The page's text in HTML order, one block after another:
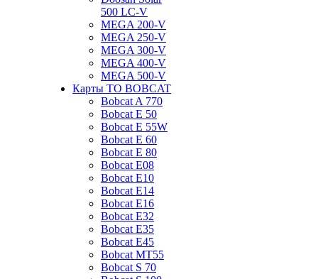
500 LC-V
MEGA 200-V
MEGA 250-V
MEGA 300-V
MEGA 400-V
MEGA 500-V
Карты ТО BOBCAT
Bobcat A 770
Bobcat E 50
Bobcat E 55W
Bobcat E 60
Bobcat E 80
Bobcat E08
Bobcat E10
Bobcat E14
Bobcat E16
Bobcat E32
Bobcat E35
Bobcat E45
Bobcat MT55
Bobcat S 70